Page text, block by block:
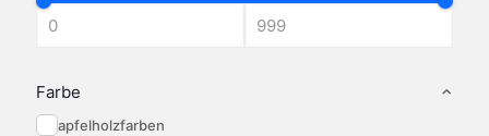
Farbe
apfelholzfarben